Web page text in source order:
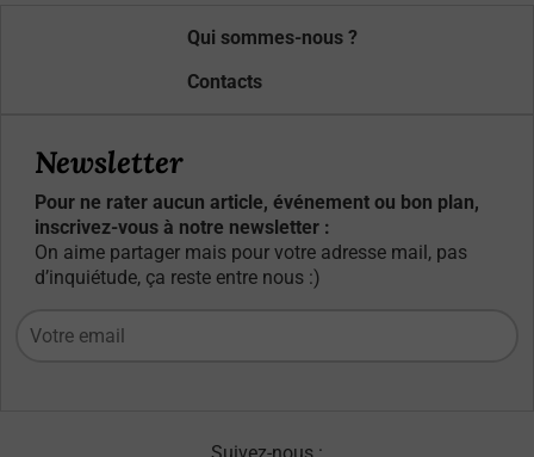
Qui sommes-nous ?
Contacts
Newsletter
Pour ne rater aucun article, événement ou bon plan,
inscrivez-vous à notre newsletter :
On aime partager mais pour votre adresse mail, pas
d’inquiétude, ça reste entre nous :)